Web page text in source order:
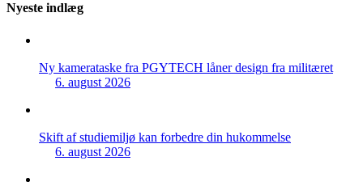
Nyeste indlæg
Ny kamerataske fra PGYTECH låner design fra militæret
6. august 2026
Skift af studiemiljø kan forbedre din hukommelse
6. august 2026